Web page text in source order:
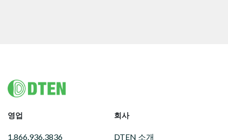
Footer
영업
1.866.936.3836
회사
DTEN 소개